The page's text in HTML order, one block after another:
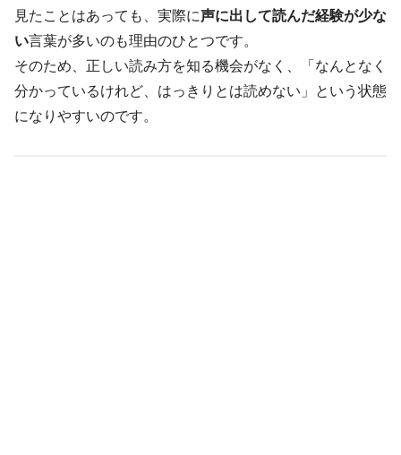
見たことはあっても、実際に声に出して読んだ経験が少な
い言葉が多いのも理由のひとつです。
そのため、正しい読み方を知る機会がなく、「なんとなく
分かっているけれど、はっきりとは読めない」という状態
になりやすいのです。